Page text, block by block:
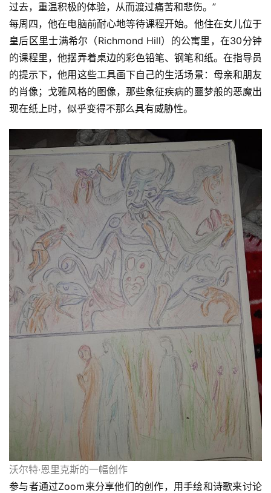
过去，重温积极的体验，从而渡过痛苦和悲伤。”
每周四，他在电脑前耐心地等待课程开始。他住在女儿位于
皇后区里士满希尔（Richmond Hill）的公寓里，在30分钟
的课程里，他摆弄着桌边的彩色铅笔、钢笔和纸。在指导员
的提示下，他用这些工具画下自己的生活场景：母亲和朋友
的肖像；戈雅风格的图像，那些象征疾病的噩梦般的恶魔出
现在纸上时，似乎变得不那么具有威胁性。
沃尔特·恩里克斯的一幅创作
参与者通过Zoom来分享他们的创作，用手绘和诗歌来讨论